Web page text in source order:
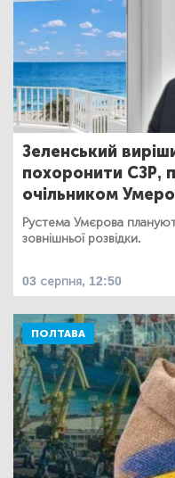
Зеленський
похоронити СЗР,
очільником
Рустема Умєрова
зовнішньої розвідки.
03 серпня, 12:50
ПОЛТАВА